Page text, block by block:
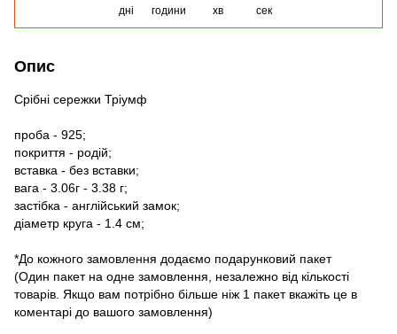
дні години хв сек
Опис
Срібні сережки Тріумф
проба - 925;
покриття - родій;
вставка - без вставки;
вага - 3.06г - 3.38 г;
застібка - англійський замок;
діаметр круга - 1.4 см;
*До кожного замовлення додаємо подарунковий пакет
(Один пакет на одне замовлення, незалежно від кількості
товарів. Якщо вам потрібно більше ніж 1 пакет вкажіть це в
коментарі до вашого замовлення)